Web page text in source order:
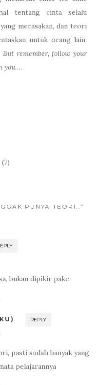
tentang cinta selalu
merasakan, dan teori
untuk orang lain.
But remember, follow your
you….
PUNYA TEORI…”
bukan dipikir pake
REPLY
pasti sudah banyak yang
pelajarannya